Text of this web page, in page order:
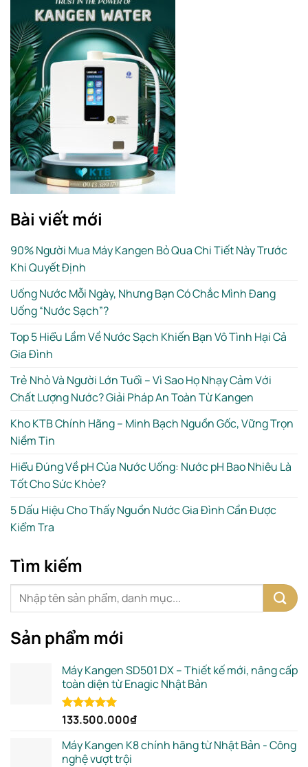
Bài viết mới
90% Người Mua Máy Kangen Bỏ Qua Chi Tiết Này Trước
Khi Quyết Định
Uống Nước Mỗi Ngày, Nhưng Bạn Có Chắc Mình Đang
Uống “Nước Sạch”?
Top 5 Hiểu Lầm Về Nước Sạch Khiến Bạn Vô Tình Hại Cả
Gia Đình
Trẻ Nhỏ Và Người Lớn Tuổi – Vì Sao Họ Nhạy Cảm Với
Chất Lượng Nước? Giải Pháp An Toàn Từ Kangen
Kho KTB Chính Hãng – Minh Bạch Nguồn Gốc, Vững Trọn
Niềm Tin
Hiểu Đúng Về pH Của Nước Uống: Nước pH Bao Nhiêu Là
Tốt Cho Sức Khỏe?
5 Dấu Hiệu Cho Thấy Nguồn Nước Gia Đình Cần Được
Kiểm Tra
Tìm kiếm
Sản phẩm mới
Máy Kangen SD501 DX – Thiết kế mới, nâng cấp
toàn diện từ Enagic Nhật Bản
Rated5.00
133.500.000₫
Máy Kangen K8 chính hãng từ Nhật Bản - Công
nghệ vượt trội